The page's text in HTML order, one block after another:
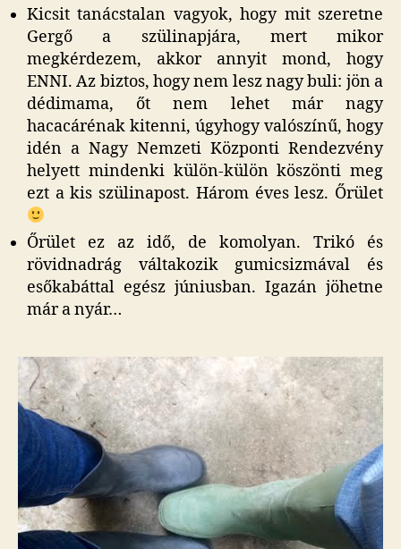
Kicsit tanácstalan vagyok, hogy mit szeretne
Gergő a szülinapjára, mert mikor
megkérdezem, akkor annyit mond, hogy
ENNI. Az biztos, hogy nem lesz nagy buli: jön a
dédimama, őt nem lehet már nagy
hacacárénak kitenni, úgyhogy valószínű, hogy
idén a Nagy Nemzeti Központi Rendezvény
helyett mindenki külön-külön köszönti meg
ezt a kis szülinapost. Három éves lesz. Őrület
Őrület ez az idő, de komolyan. Trikó és
rövidnadrág váltakozik gumicsizmával és
esőkabáttal egész júniusban. Igazán jöhetne
már a nyár…